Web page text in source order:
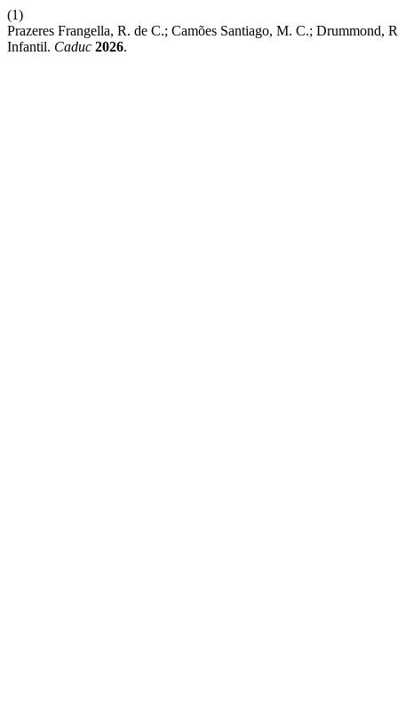
(1)
Prazeres Frangella, R. de C.; Camões Santiago, M. C.; Drummond,
Infantil. Caduc 2026.